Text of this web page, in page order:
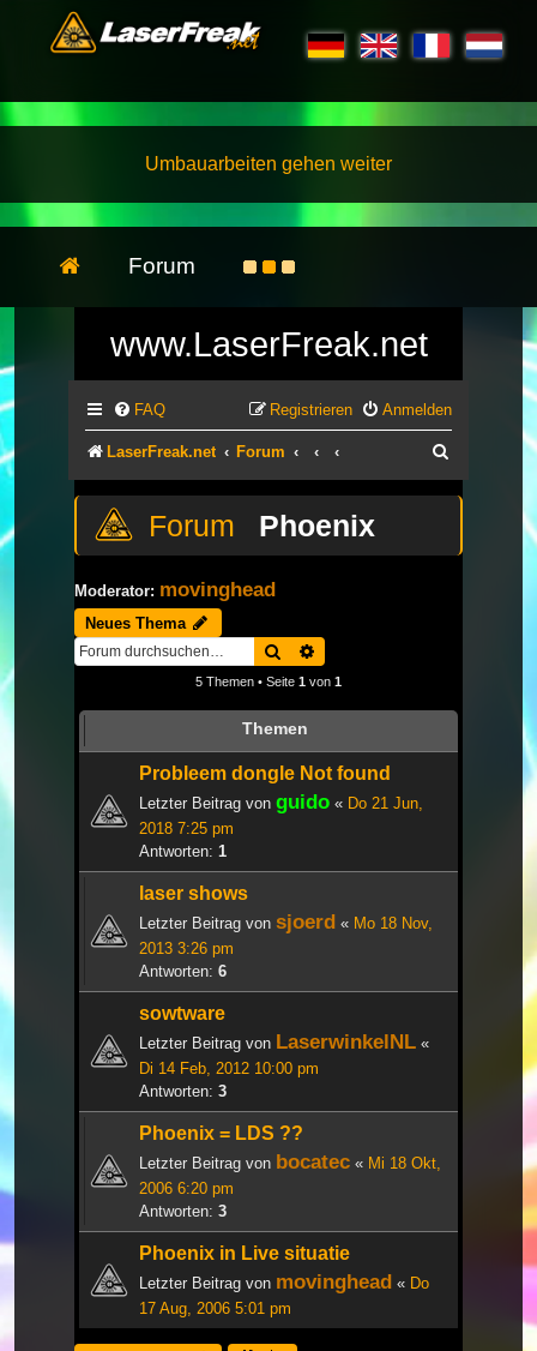
Umbauarbeiten gehen weiter
Forum
www.LaserFreak.net
FAQ Anmelden
Registrieren
LaserFreak.net Forum
Phoenix
Moderator: movinghead
Neues Thema
Suche
5 Themen • Seite 1 von 1
Themen
Probleem dongle Not found
Letzter Beitrag von guido « Do 21 Jun,
2018 7:25 pm
Antworten: 1
laser shows
Letzter Beitrag von sjoerd « Mo 18 Nov,
2013 3:26 pm
Antworten: 6
sowtware
Letzter Beitrag von LaserwinkelNL «
Di 14 Feb, 2012 10:00 pm
Antworten: 3
Phoenix = LDS ??
Letzter Beitrag von bocatec « Mi 18 Okt,
2006 6:20 pm
Antworten: 3
Phoenix in Live situatie
Letzter Beitrag von movinghead « Do
17 Aug, 2006 5:01 pm